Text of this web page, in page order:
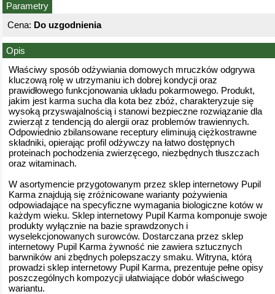
Parametry
Cena: Do uzgodnienia
Opis
Właściwy sposób odżywiania domowych mruczków odgrywa
kluczową rolę w utrzymaniu ich dobrej kondycji oraz
prawidłowego funkcjonowania układu pokarmowego. Produkt,
jakim jest karma sucha dla kota bez zbóż, charakteryzuje się
wysoką przyswajalnością i stanowi bezpieczne rozwiązanie dla
zwierząt z tendencją do alergii oraz problemów trawiennych.
Odpowiednio zbilansowane receptury eliminują ciężkostrawne
składniki, opierając profil odżywczy na łatwo dostępnych
proteinach pochodzenia zwierzęcego, niezbędnych tłuszczach
oraz witaminach.
W asortymencie przygotowanym przez sklep internetowy Pupil
Karma znajdują się zróżnicowane warianty pożywienia
odpowiadające na specyficzne wymagania biologiczne kotów w
każdym wieku. Sklep internetowy Pupil Karma komponuje swoje
produkty wyłącznie na bazie sprawdzonych i
wyselekcjonowanych surowców. Dostarczana przez sklep
internetowy Pupil Karma żywność nie zawiera sztucznych
barwników ani zbędnych polepszaczy smaku. Witryna, którą
prowadzi sklep internetowy Pupil Karma, prezentuje pełne opisy
poszczególnych kompozycji ułatwiające dobór właściwego
wariantu.